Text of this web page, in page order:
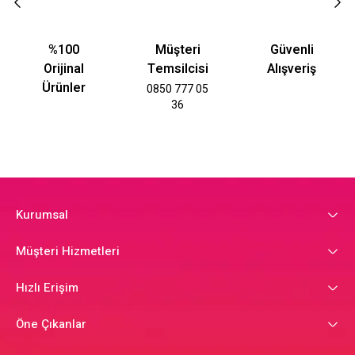
%100
Orijinal
Ürünler
Müşteri
Temsilcisi
0850 777 05
36
Güvenli
Alışveriş
Kurumsal
Müşteri Hizmetleri
Hızlı Erişim
Öne Çıkanlar